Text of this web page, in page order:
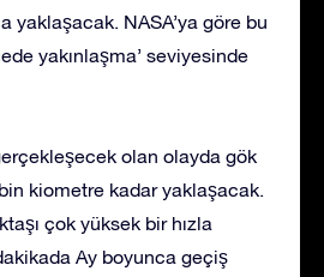
yaklaşacak. NASA’ya göre bu
yakınlaşma’ seviyesinde
olan olayda gök
kiometre kadar yaklaşacak.
çok yüksek bir hızla
Ay boyunca geçiş